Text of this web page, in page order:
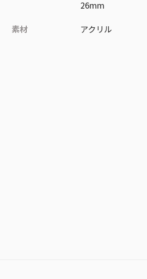
26mm
素材
アクリル